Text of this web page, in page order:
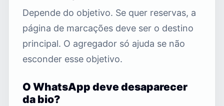
Depende do objetivo. Se quer reservas, a
página de marcações deve ser o destino
principal. O agregador só ajuda se não
esconder esse objetivo.
O WhatsApp deve desaparecer
da bio?